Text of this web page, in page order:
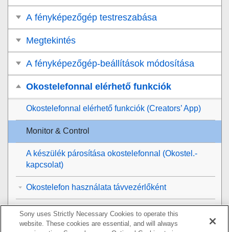
A fényképezőgép testreszabása
Megtekintés
A fényképezőgép-beállítások módosítása
Okostelefonnal elérhető funkciók
Okostelefonnal elérhető funkciók (Creators’ App)
Monitor & Control
A készülék párosítása okostelefonnal (Okostel.-
kapcsolat)
Okostelefon használata távvezérlőként
Képek továbbítása okostelefonra
Sony uses Strictly Necessary Cookies to operate this
website. These cookies are essential, and will always